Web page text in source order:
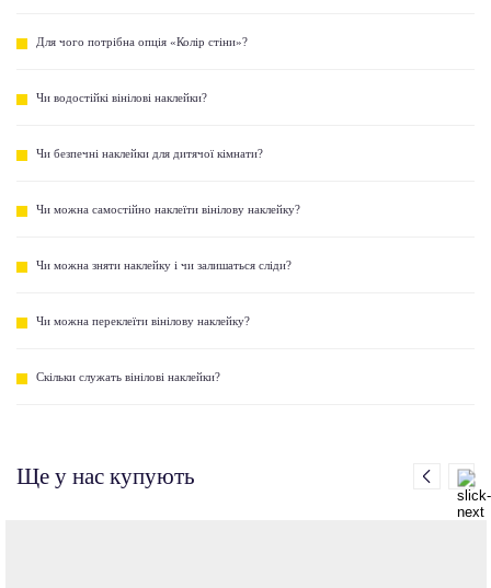
Для чого потрібна опція «Колір стіни»?
Чи водостійкі вінілові наклейки?
Чи безпечні наклейки для дитячої кімнати?
Чи можна самостійно наклеїти вінілову наклейку?
Чи можна зняти наклейку і чи залишаться сліди?
Чи можна переклеїти вінілову наклейку?
Скільки служать вінілові наклейки?
Ще у нас купують